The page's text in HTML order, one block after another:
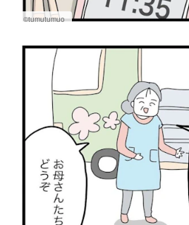
©tumutumuo